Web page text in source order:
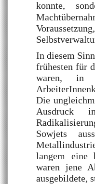
konnte,
In diesem
frühesten für
waren, in
Die
Ausdruck
Sowjets
langem eine
waren jene
ausgebildete,